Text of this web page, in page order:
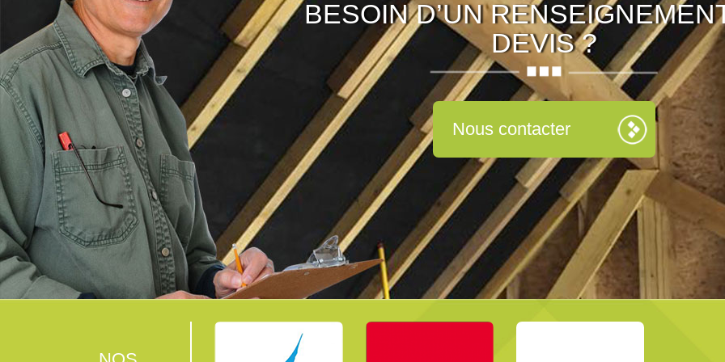
BESOIN D’UN
DEVIS ?
Nous contacter